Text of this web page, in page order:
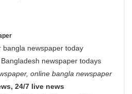
bangla newspaper today
newspaper todays
online bangla newspaper
24/7 live news